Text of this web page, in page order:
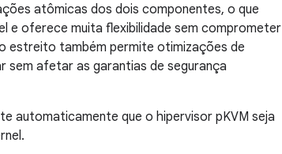
atômicas dos dois componentes, o que
e oferece muita flexibilidade sem comprometer
estreito também permite otimizações de
sem afetar as garantias de segurança
automaticamente que o hipervisor pKVM seja